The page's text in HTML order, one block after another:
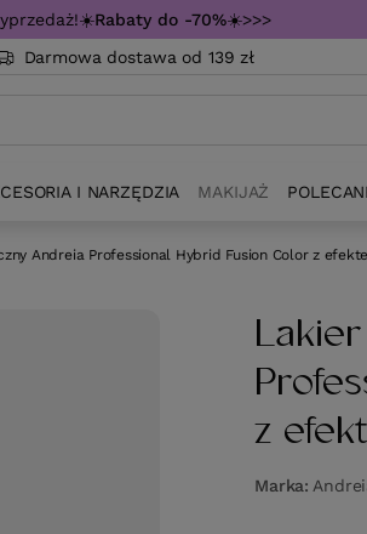
Rabaty do -70%☀️>>>
Darmowa dostawa od 139 zł
I NARZĘDZIA MAKIJAŻ
Andreia Professional Hybrid Fusion Color z
z
Marka